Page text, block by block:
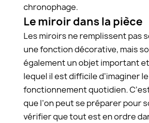
chronophage.
Le miroir dans la pièce
Les miroirs ne remplissent pas
une fonction décorative, mais
également un objet important
lequel il est difficile d’imaginer le
fonctionnement quotidien.
que l’on peut se préparer pour
vérifier que tout est en ordre